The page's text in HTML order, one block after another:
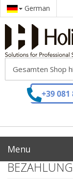
German
+39 081
Menu
BEZAHLUNG